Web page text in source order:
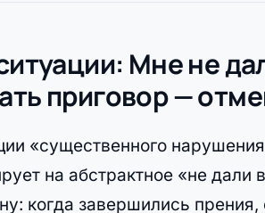
Мне не
приговор —
«существенного
на абстрактное «не дали
когда завершились прения,